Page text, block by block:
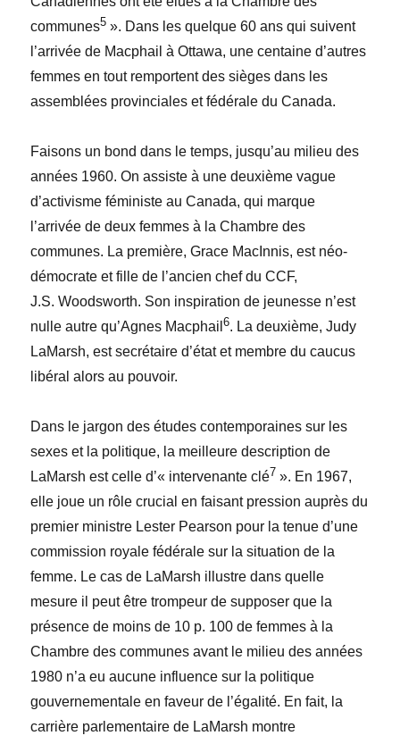
communes5 ». Dans les quelque 60 ans qui suivent
l’arrivée de Macphail à Ottawa, une centaine d’autres
femmes en tout remportent des sièges dans les
assemblées provinciales et fédérale du Canada.
Faisons un bond dans le temps, jusqu’au milieu des
années 1960. On assiste à une deuxième vague
d’activisme féministe au Canada, qui marque
l’arrivée de deux femmes à la Chambre des
communes. La première, Grace MacInnis, est néo-
démocrate et fille de l’ancien chef du CCF,
J.S. Woodsworth. Son inspiration de jeunesse n’est
nulle autre qu’Agnes Macphail6. La deuxième, Judy
LaMarsh, est secrétaire d’état et membre du caucus
libéral alors au pouvoir.
Dans le jargon des études contemporaines sur les
sexes et la politique, la meilleure description de
LaMarsh est celle d’« intervenante clé7 ». En 1967,
elle joue un rôle crucial en faisant pression auprès du
premier ministre Lester Pearson pour la tenue d’une
commission royale fédérale sur la situation de la
femme. Le cas de LaMarsh illustre dans quelle
mesure il peut être trompeur de supposer que la
présence de moins de 10 p. 100 de femmes à la
Chambre des communes avant le milieu des années
1980 n’a eu aucune influence sur la politique
gouvernementale en faveur de l’égalité. En fait, la
carrière parlementaire de LaMarsh montre